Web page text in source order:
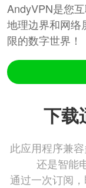
AndyVPN是您
地理边界和网络
限的数字世界！
下载
此应用程序兼
还是智能
通过一次订阅